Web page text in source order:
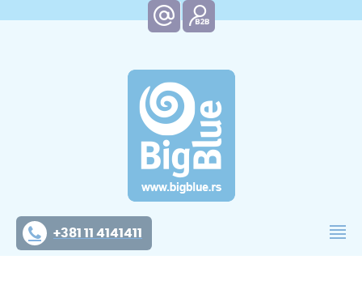
+381 11 4141411